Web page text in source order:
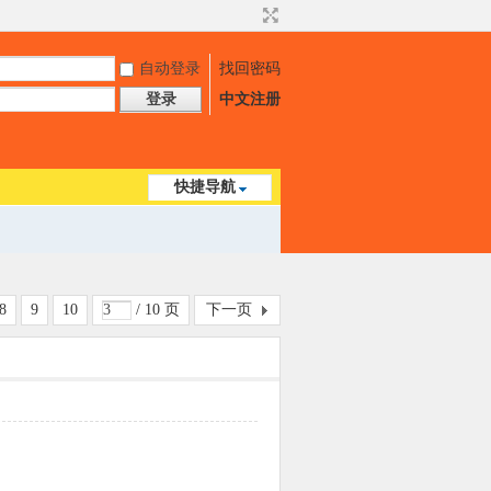
自动登录
找回密码
登录 中文注册
快捷导航
8 9 10 / 10 页 下一页